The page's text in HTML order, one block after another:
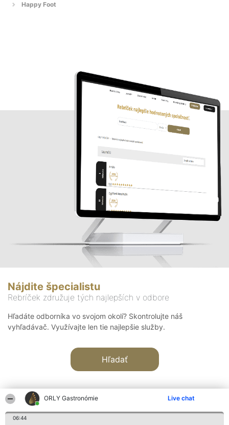
ORLY Gastronómie Live chat
06:44
Happy Foot
Nájdite špecialistu
Rebríček združuje tých najlepších v odbore
Hľadáte odborníka vo svojom okolí? Skontrolujte náš
vyhľadávač. Využívajte len tie najlepšie služby.
Hľadať